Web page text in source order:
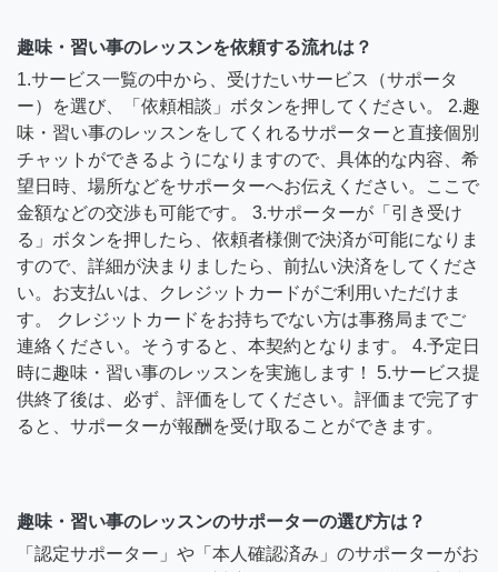
趣味・習い事のレッスンを依頼する流れは？
1.サービス一覧の中から、受けたいサービス（サポータ
ー）を選び、「依頼相談」ボタンを押してください。 2.趣
味・習い事のレッスンをしてくれるサポーターと直接個別
チャットができるようになりますので、具体的な内容、希
望日時、場所などをサポーターへお伝えください。ここで
金額などの交渉も可能です。 3.サポーターが「引き受け
る」ボタンを押したら、依頼者様側で決済が可能になりま
すので、詳細が決まりましたら、前払い決済をしてくださ
い。お支払いは、クレジットカードがご利用いただけま
す。 クレジットカードをお持ちでない方は事務局までご
連絡ください。そうすると、本契約となります。 4.予定日
時に趣味・習い事のレッスンを実施します！ 5.サービス提
供終了後は、必ず、評価をしてください。評価まで完了す
ると、サポーターが報酬を受け取ることができます。
趣味・習い事のレッスンのサポーターの選び方は？
「認定サポーター」や「本人確認済み」のサポーターがお